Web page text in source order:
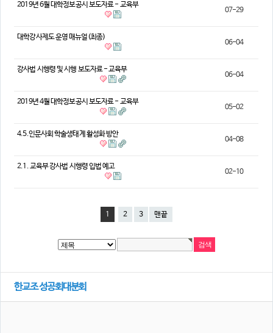
2019년 6월 대학정보공시 보도자료 - 교육부
07-29
대학강사제도 운영 매뉴얼(최종)
06-04
강사법 시행령 및 시행 보도자료 - 교육부
06-04
2019년 4월 대학정보공시 보도자료 - 교육부
05-02
4.5.인문사회 학술생태계 활성화 방안
04-08
2.1. 교육부 강사법 시행령 입법 예고
02-10
1 2 3 맨끝
한교조 성공회대분회